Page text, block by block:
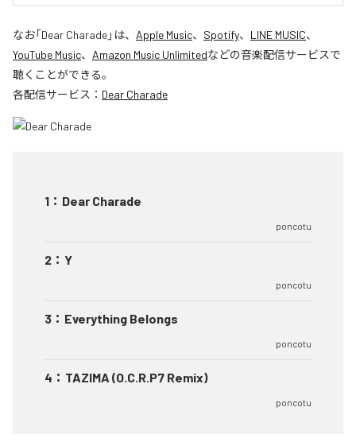
なお「Dear Charade」は、 Apple Music、 Spotify、 LINE MUSIC、
YouTube Music、 Amazon Music Unlimitedなどの音楽配信サービスで
聴くことができる。
各配信サービス： Dear Charade
1 ： Dear Charade
poncotu
2 ： Y
poncotu
3 ： Everything Belongs
poncotu
4 ： TAZIMA (O.C.R.P7 Remix)
poncotu